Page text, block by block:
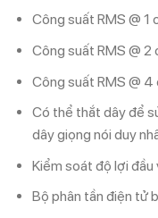
Công suất RMS @ 1
Công suất RMS @
Công suất RMS @
Có thể thắt dây để
dây giọng nói duy
Kiểm soát độ lợi
Bộ phân tần điện tử